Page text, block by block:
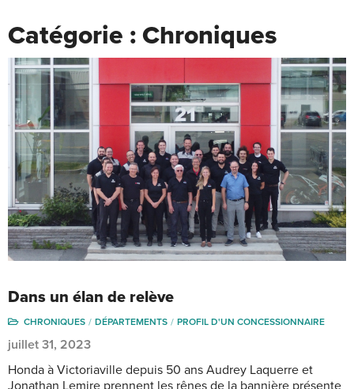
Catégorie : Chroniques
Dans un élan de relève
CHRONIQUES DÉPARTEMENTS PROFIL D'UN CONCESSIONNAIRE
juillet 31, 2023
Honda à Victoriaville depuis 50 ans Audrey Laquerre et
Jonathan Lemire prennent les rênes de la bannière présente